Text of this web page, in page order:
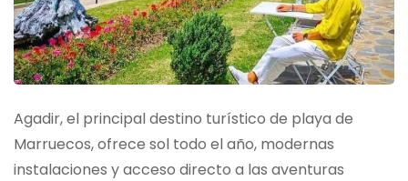
Agadir, el principal destino turístico de playa de
Marruecos, ofrece sol todo el año, modernas
instalaciones y acceso directo a las aventuras